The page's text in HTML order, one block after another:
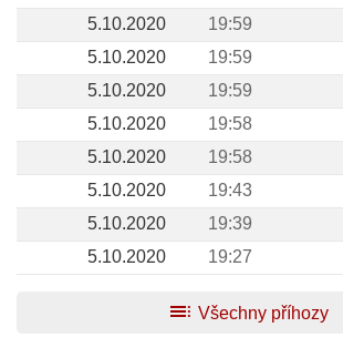
5.10.2020 19:59
5.10.2020
19:59
5.10.2020 19:59
5.10.2020
19:58
5.10.2020 19:58
5.10.2020
19:43
5.10.2020
19:39
5.10.2020
19:27
toc Všechny příhozy